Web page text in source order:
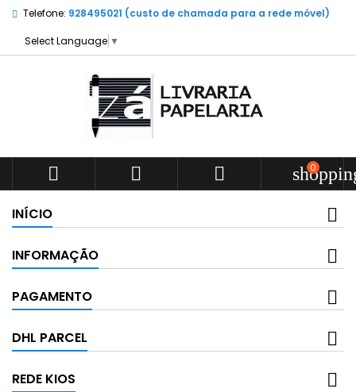
Telefone: 928495021 (custo de chamada para a rede móvel)
Select Language ▼
   0
INÍCIO
INFORMAÇÃO
PAGAMENTO
DHL PARCEL
REDE KIOS